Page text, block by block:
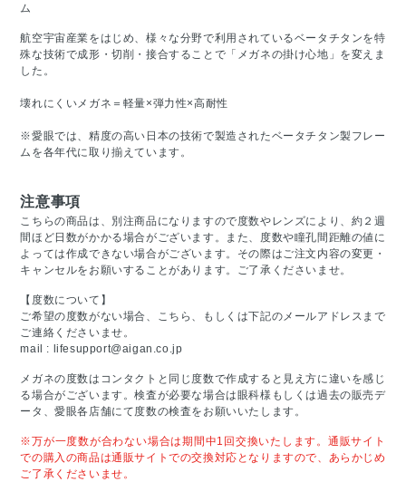
ム
航空宇宙産業をはじめ、様々な分野で利用されているベータチタンを特
殊な技術で成形・切削・接合することで「メガネの掛け心地」を変えま
した。
壊れにくいメガネ＝軽量×弾力性×高耐性
※愛眼では、精度の高い日本の技術で製造されたベータチタン製フレー
ムを各年代に取り揃えています。
注意事項
こちらの商品は、別注商品になりますので度数やレンズにより、約２週
間ほど日数がかかる場合がございます。また、度数や瞳孔間距離の値に
よっては作成できない場合がございます。その際はご注文内容の変更・
キャンセルをお願いすることがあります。ご了承くださいませ。
【度数について】
ご希望の度数がない場合、こちら、もしくは下記のメールアドレスまで
ご連絡くださいませ。
mail : lifesupport@aigan.co.jp
メガネの度数はコンタクトと同じ度数で作成すると見え方に違いを感じ
る場合がございます。検査が必要な場合は眼科様もしくは過去の販売デ
ータ、愛眼各店舗にて度数の検査をお願いいたします。
※万が一度数が合わない場合は期間中1回交換いたします。通販サイト
での購入の商品は通販サイトでの交換対応となりますので、あらかじめ
ご了承くださいませ。